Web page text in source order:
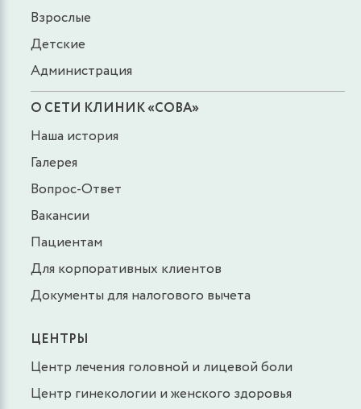
Взрослые
Детские
Администрация
О СЕТИ КЛИНИК «СОВА»
Наша история
Галерея
Вопрос-Ответ
Вакансии
Пациентам
Для корпоративных клиентов
Документы для налогового вычета
ЦЕНТРЫ
Центр лечения головной и лицевой боли
Центр гинекологии и женского здоровья